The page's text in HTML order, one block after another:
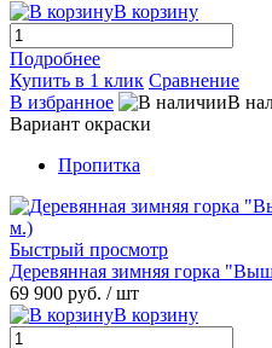
В корзину
Подробнее
Купить в 1 клик Сравнение
В избранное
В
Вариант окраски
Пропитка
Быстрый просмотр
Деревянная зимняя горка
69 900 руб. / шт
В корзину